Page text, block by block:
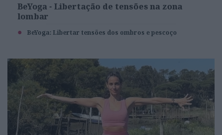
BeYoga - Libertação de tensões na zona
lombar
BeYoga: Libertar tensões dos ombros e pescoço